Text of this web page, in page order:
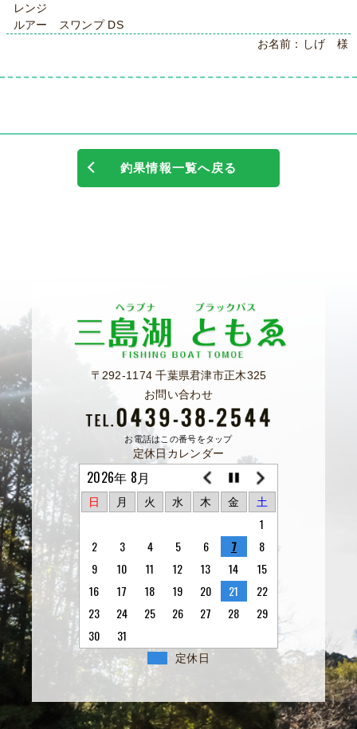
レンジ
ルアー スワンプ DS
お名前：しげ 様
釣果情報一覧へ戻る
〒292-1174 千葉県君津市正木325
お問い合わせ
お電話はこの番号をタップ
定休日カレンダー
2026年 8月
日 月 火 水 木 金 土
1
2
3 4 5 6 7
8
9
10 11 12 13 14
15
16
17 18 19 20 21
22
23
24 25 26 27 28
29
30
31
定休日